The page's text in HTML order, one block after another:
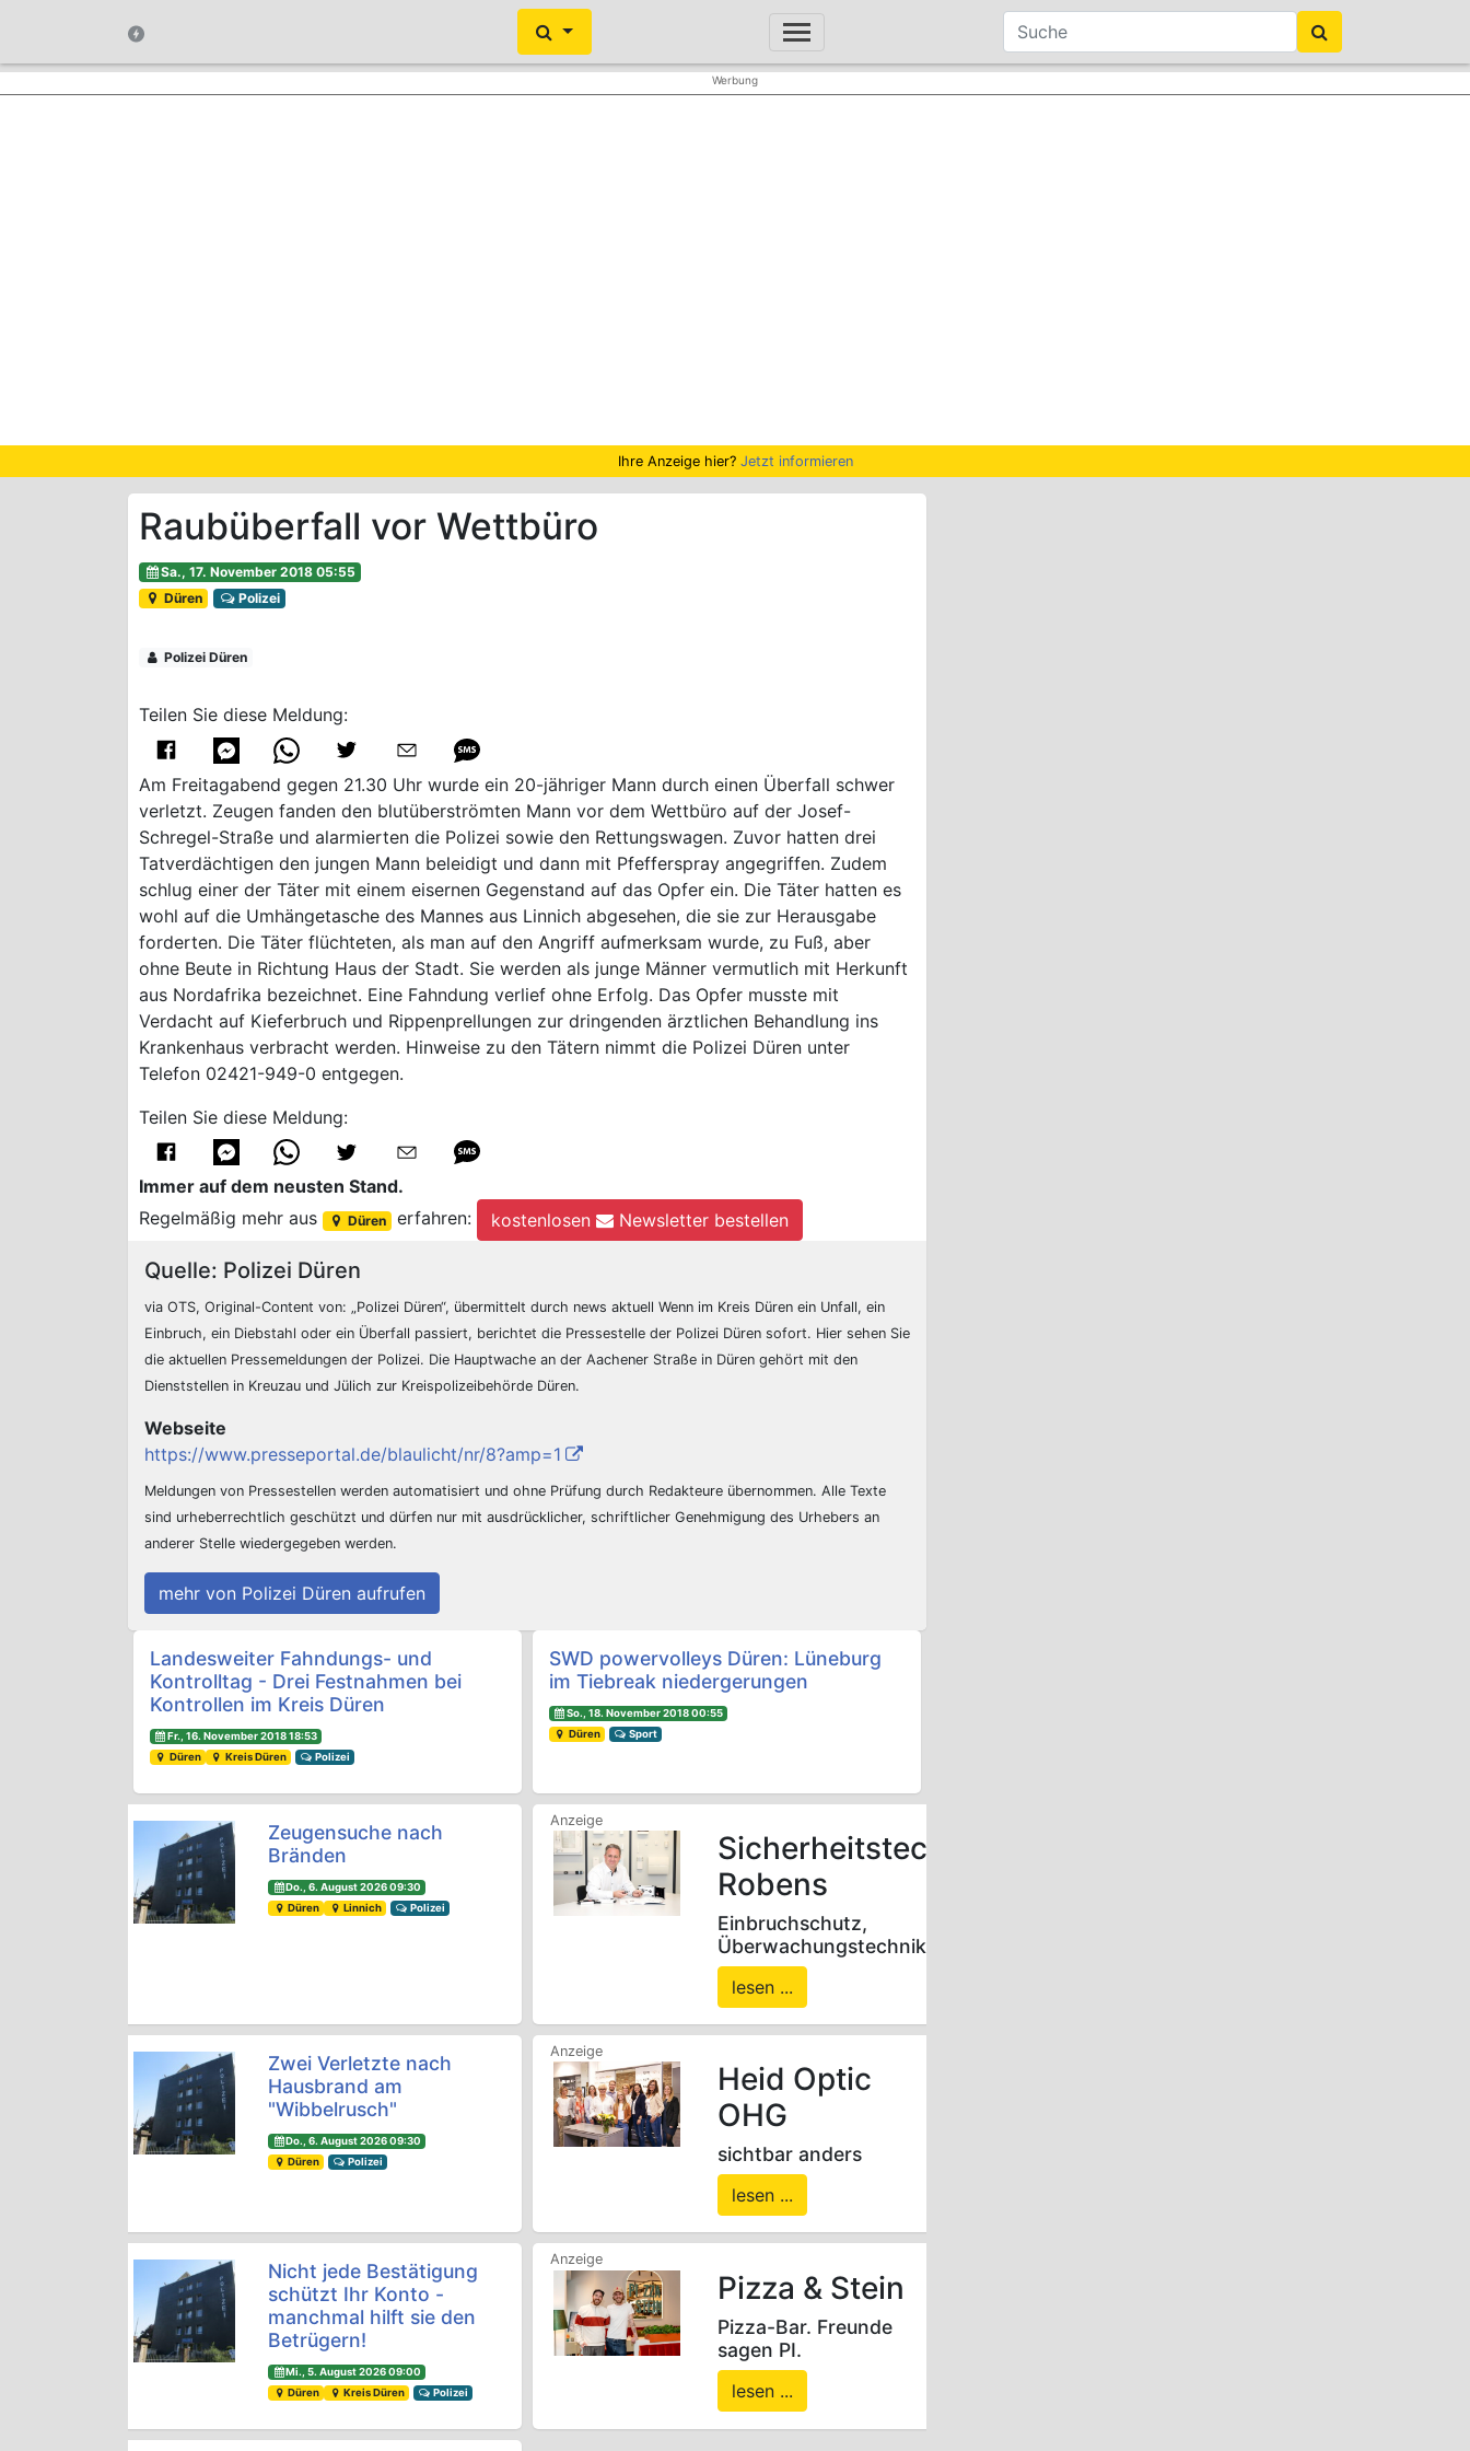
Ihre Anzeige hier? Jetzt informieren
Raubüberfall vor Wettbüro
Sa., 17. November 2018 05:55
Düren
Polizei
Polizei Düren
Teilen Sie diese Meldung:
Am Freitagabend gegen 21.30 Uhr wurde ein 20-jähriger Mann durch einen Überfall schwer
verletzt. Zeugen fanden den blutüberströmten Mann vor dem Wettbüro auf der Josef-
Schregel-Straße und alarmierten die Polizei sowie den Rettungswagen. Zuvor hatten drei
Tatverdächtigen den jungen Mann beleidigt und dann mit Pfefferspray angegriffen. Zudem
schlug einer der Täter mit einem eisernen Gegenstand auf das Opfer ein. Die Täter hatten es
wohl auf die Umhängetasche des Mannes aus Linnich abgesehen, die sie zur Herausgabe
forderten. Die Täter flüchteten, als man auf den Angriff aufmerksam wurde, zu Fuß, aber
ohne Beute in Richtung Haus der Stadt. Sie werden als junge Männer vermutlich mit Herkunft
aus Nordafrika bezeichnet. Eine Fahndung verlief ohne Erfolg. Das Opfer musste mit
Verdacht auf Kieferbruch und Rippenprellungen zur dringenden ärztlichen Behandlung ins
Krankenhaus verbracht werden. Hinweise zu den Tätern nimmt die Polizei Düren unter
Telefon 02421-949-0 entgegen.
Teilen Sie diese Meldung:
Immer auf dem neusten Stand.
Regelmäßig mehr aus
Düren erfahren: kostenlosen Newsletter bestellen
Quelle: Polizei Düren
via OTS, Original-Content von: „Polizei Düren“, übermittelt durch news aktuell Wenn im Kreis Düren ein Unfall, ein
Einbruch, ein Diebstahl oder ein Überfall passiert, berichtet die Pressestelle der Polizei Düren sofort. Hier sehen Sie
die aktuellen Pressemeldungen der Polizei. Die Hauptwache an der Aachener Straße in Düren gehört mit den
Dienststellen in Kreuzau und Jülich zur Kreispolizeibehörde Düren.
Webseite
https://www.presseportal.de/blaulicht/nr/8?amp=1
Meldungen von Pressestellen werden automatisiert und ohne Prüfung durch Redakteure übernommen. Alle Texte
sind urheberrechtlich geschützt und dürfen nur mit ausdrücklicher, schriftlicher Genehmigung des Urhebers an
anderer Stelle wiedergegeben werden.
mehr von Polizei Düren aufrufen
Beitrags-Navigation
Landesweiter Fahndungs- und
Kontrolltag - Drei Festnahmen bei
Kontrollen im Kreis Düren
Fr., 16. November 2018 18:53
Düren
Kreis Düren Polizei
SWD powervolleys Düren: Lüneburg
im Tiebreak niedergerungen
So., 18. November 2018 00:55
Düren
Sport
Zeugensuche nach
Bränden
Do., 6. August 2026 09:30
Düren
Linnich Polizei
Sicherheitstechnik
Robens
Einbruchschutz,
Überwachungstechnik
lesen ...
Zwei Verletzte nach
Hausbrand am
"Wibbelrusch"
Do., 6. August 2026 09:30
Düren
Polizei
Heid Optic
OHG
sichtbar anders
lesen ...
Nicht jede Bestätigung
schützt Ihr Konto -
manchmal hilft sie den
Betrügern!
Mi., 5. August 2026 09:00
Düren
Kreis Düren Polizei
Pizza & Stein
Pizza-Bar. Freunde
sagen PI.
lesen ...